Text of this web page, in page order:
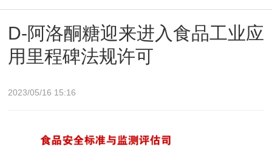
D-阿洛酮糖迎来进入食品工业应
用里程碑法规许可
2023/05/16 15:16